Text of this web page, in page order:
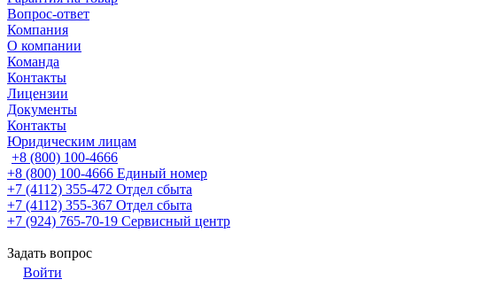
Вопрос-ответ
Компания
О компании
Команда
Контакты
Лицензии
Документы
Контакты
Юридическим лицам
+8 (800) 100-4666
+8 (800) 100-4666 Единый номер
+7 (4112) 355-472 Отдел сбыта
+7 (4112) 355-367 Отдел сбыта
+7 (924) 765-70-19 Сервисный центр
Задать вопрос
Войти